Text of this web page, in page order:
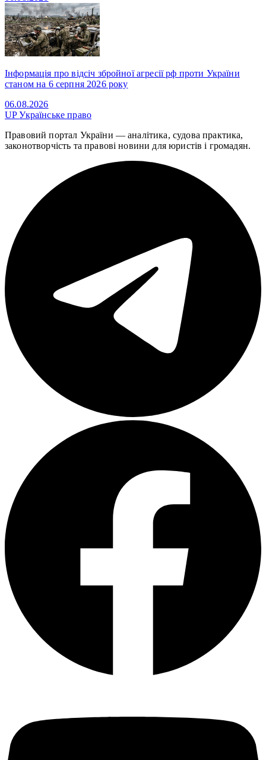
Інформація про відсіч збройної агресії рф проти України
станом на 6 серпня 2026 року
06.08.2026
UPУкраїнське право
Правовий портал України — аналітика, судова практика,
законотворчість та правові новини для юристів і громадян.